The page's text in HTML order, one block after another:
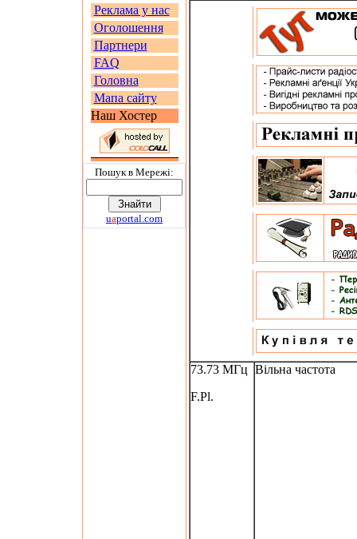
Реклама у нас
Оголошення
Партнери
FAQ
Головна
Мапа сайту
Наш Хостер
Пошук в Мережi:
uaportal.com
73.73 МГц
F.Pl.
Вільна частота